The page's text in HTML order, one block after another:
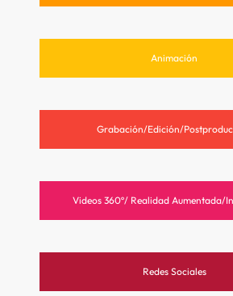
Animación
Grabación/Edición/
Videos 360º/ Realidad Aumentada/
Redes Sociales